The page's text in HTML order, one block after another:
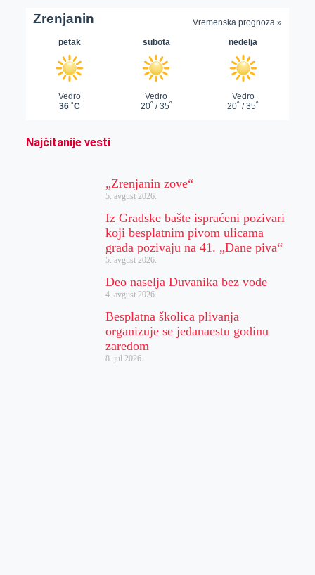
Najčitanije vesti
„Zrenjanin zove“
5. avgust 2026.
Iz Gradske bašte ispraćeni pozivari
koji besplatnim pivom ulicama
grada pozivaju na 41. „Dane piva“
5. avgust 2026.
Deo naselja Duvanika bez vode
4. avgust 2026.
Besplatna školica plivanja
organizuje se jedanaestu godinu
zaredom
8. jul 2026.